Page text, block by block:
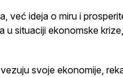
već ideja o miru i
u situaciji ekonomske
svoje ekonomije,